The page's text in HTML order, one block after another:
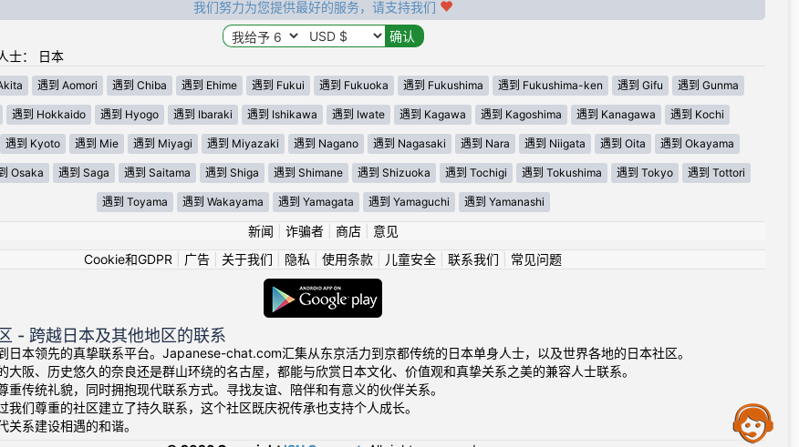
我们努力为您提供最好的服务，请支持我们
士： 日本
遇到 Aomori 遇到 Chiba 遇到 Ehime 遇到 Fukui 遇到 Fukuoka 遇到 Fukushima 遇到 Fukushima-ken 遇到 Gifu 遇到 Gunma
遇到 Hokkaido 遇到 Hyogo 遇到 Ibaraki 遇到 Ishikawa 遇到 Iwate 遇到 Kagawa 遇到 Kagoshima 遇到 Kanagawa 遇到 Kochi
遇到 Kyoto 遇到 Mie 遇到 Miyagi 遇到 Miyazaki 遇到 Nagano 遇到 Nagasaki 遇到 Nara 遇到 Niigata 遇到 Oita 遇到 Okayama
Osaka 遇到 Saga 遇到 Saitama 遇到 Shiga 遇到 Shimane 遇到 Shizuoka 遇到 Tochigi 遇到 Tokushima 遇到 Tokyo 遇到 Tottori
遇到 Toyama 遇到 Wakayama 遇到 Yamagata 遇到 Yamaguchi 遇到 Yamanashi
新闻 诈骗者| 商店| 意见
Cookie和GDPR
广告 关于我们 隐私 使用条款 儿童安全 联系我们 常见问题
- 跨越日本及其他地区的联系
日本领先的真挚联系平台。Japanese-chat.com汇集从东京活力到京都传统的日本单身人士，以及世界各地的日本社区。
大阪、历史悠久的奈良还是群山环绕的名古屋，都能与欣赏日本文化、价值观和真挚关系之美的兼容人士联系。
重传统礼貌，同时拥抱现代联系方式。寻找友谊、陪伴和有意义的伙伴关系。
我们尊重的社区建立了持久联系，这个社区既庆祝传承也支持个人成长。
系建设相遇的和谐。